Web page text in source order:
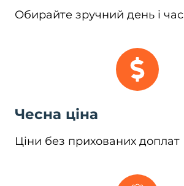
Обирайте зручний день і час
Чесна ціна
Ціни без прихованих доплат